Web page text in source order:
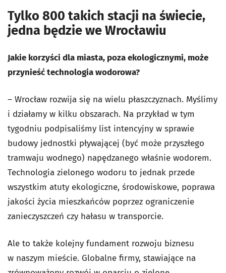
Tylko 800 takich stacji na świecie,
jedna będzie we Wrocławiu
Jakie korzyści dla miasta, poza ekologicznymi, może
przynieść technologia wodorowa?
– Wrocław rozwija się na wielu płaszczyznach. Myślimy
i działamy w kilku obszarach. Na przykład w tym
tygodniu podpisaliśmy list intencyjny w sprawie
budowy jednostki pływającej (być może przyszłego
tramwaju wodnego) napędzanego właśnie wodorem.
Technologia zielonego wodoru to jednak przede
wszystkim atuty ekologiczne, środowiskowe, poprawa
jakości życia mieszkańców poprzez ograniczenie
zanieczyszczeń czy hałasu w transporcie.
Ale to także kolejny fundament rozwoju biznesu
w naszym mieście. Globalne firmy, stawiające na